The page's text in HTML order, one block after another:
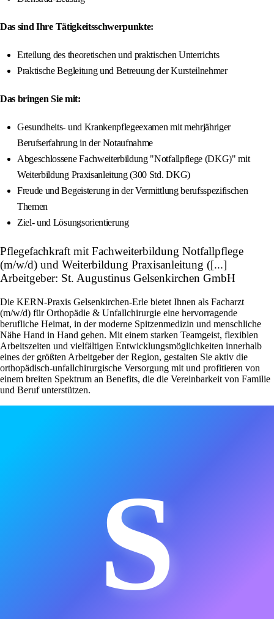
Das sind Ihre Tätigkeitsschwerpunkte:
Erteilung des theoretischen und praktischen Unterrichts
Praktische Begleitung und Betreuung der Kursteilnehmer
Das bringen Sie mit:
Gesundheits- und Krankenpflegeexamen mit mehrjähriger
Berufserfahrung in der Notaufnahme
Abgeschlossene Fachweiterbildung "Notfallpflege (DKG)" mit
Weiterbildung Praxisanleitung (300 Std. DKG)
Freude und Begeisterung in der Vermittlung berufsspezifischen
Themen
Ziel- und Lösungsorientierung
Pflegefachkraft mit Fachweiterbildung Notfallpflege
(m/w/d) und Weiterbildung Praxisanleitung ([...]
Arbeitgeber: St. Augustinus Gelsenkirchen GmbH
Die KERN-Praxis Gelsenkirchen-Erle bietet Ihnen als Facharzt
(m/w/d) für Orthopädie & Unfallchirurgie eine hervorragende
berufliche Heimat, in der moderne Spitzenmedizin und menschliche
Nähe Hand in Hand gehen. Mit einem starken Teamgeist, flexiblen
Arbeitszeiten und vielfältigen Entwicklungsmöglichkeiten innerhalb
eines der größten Arbeitgeber der Region, gestalten Sie aktiv die
orthopädisch-unfallchirurgische Versorgung mit und profitieren von
einem breiten Spektrum an Benefits, die die Vereinbarkeit von Familie
und Beruf unterstützen.
S